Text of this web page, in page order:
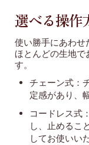
選べる操作
使い勝手にあわせ
ほとんどの生地で
す。
チェーン式：
定感があり、
コードレス式
し、止めるこ
してお使いい